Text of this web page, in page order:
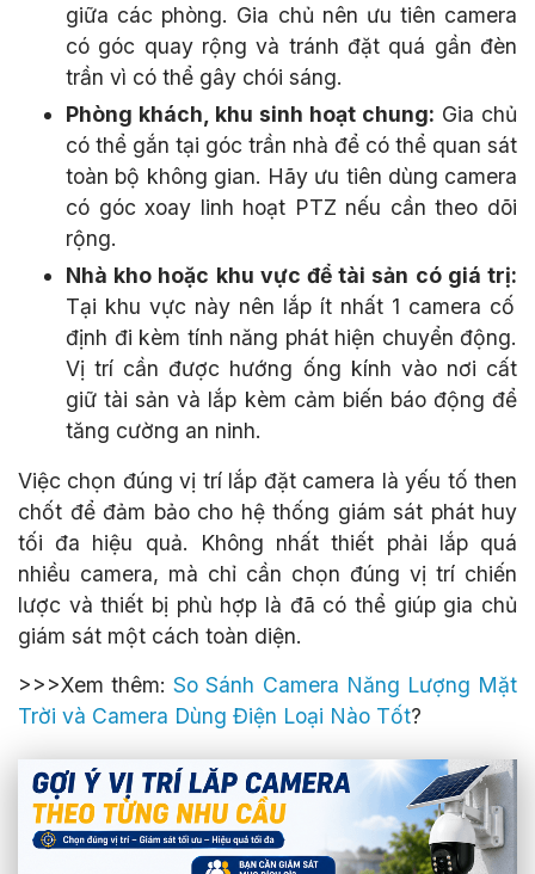
giữa các phòng. Gia chủ nên ưu tiên camera
có góc quay rộng và tránh đặt quá gần đèn
trần vì có thể gây chói sáng.
Phòng khách, khu sinh hoạt chung: Gia chủ
có thể gắn tại góc trần nhà để có thể quan sát
toàn bộ không gian. Hãy ưu tiên dùng camera
có góc xoay linh hoạt PTZ nếu cần theo dõi
rộng.
Nhà kho hoặc khu vực để tài sản có giá trị:
Tại khu vực này nên lắp ít nhất 1 camera cố
định đi kèm tính năng phát hiện chuyển động.
Vị trí cần được hướng ống kính vào nơi cất
giữ tài sản và lắp kèm cảm biến báo động để
tăng cường an ninh.
Việc chọn đúng vị trí lắp đặt camera là yếu tố then
chốt để đảm bảo cho hệ thống giám sát phát huy
tối đa hiệu quả. Không nhất thiết phải lắp quá
nhiều camera, mà chỉ cần chọn đúng vị trí chiến
lược và thiết bị phù hợp là đã có thể giúp gia chủ
giám sát một cách toàn diện.
>>>Xem thêm:So Sánh Camera Năng Lượng Mặt
Trời và Camera Dùng Điện Loại Nào Tốt?